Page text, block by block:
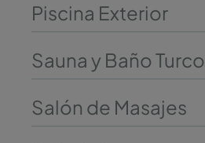
Piscina Exterior
Sauna y Baño Turco
Salón de Masajes